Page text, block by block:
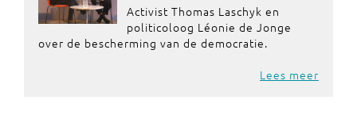
Activist Thomas Laschyk en
politicoloog Léonie de Jonge
over de bescherming van de democratie.
Lees meer